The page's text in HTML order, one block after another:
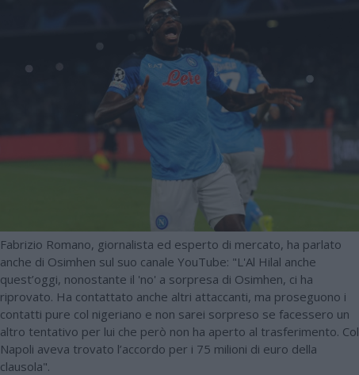
Fabrizio Romano, giornalista ed esperto di mercato, ha parlato
anche di Osimhen sul suo canale YouTube: "L'Al Hilal anche
quest’oggi, nonostante il 'no' a sorpresa di Osimhen, ci ha
riprovato. Ha contattato anche altri attaccanti, ma proseguono i
contatti pure col nigeriano e non sarei sorpreso se facessero un
altro tentativo per lui che però non ha aperto al trasferimento. Col
Napoli aveva trovato l’accordo per i 75 milioni di euro della
clausola".